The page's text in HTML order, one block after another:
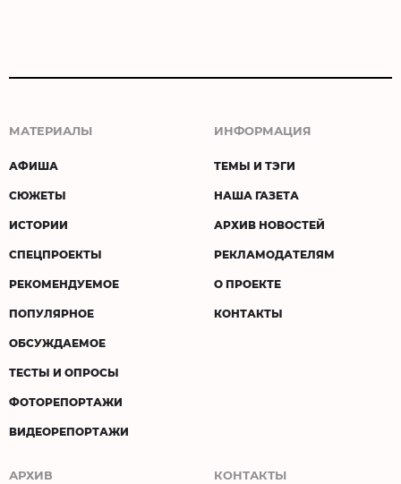
МАТЕРИАЛЫ
АФИША
СЮЖЕТЫ
ИСТОРИИ
СПЕЦПРОЕКТЫ
РЕКОМЕНДУЕМОЕ
ПОПУЛЯРНОЕ
ОБСУЖДАЕМОЕ
ТЕСТЫ И ОПРОСЫ
ФОТОРЕПОРТАЖИ
ВИДЕОРЕПОРТАЖИ
ИНФОРМАЦИЯ
ТЕМЫ И ТЭГИ
НАША ГАЗЕТА
АРХИВ НОВОСТЕЙ
РЕКЛАМОДАТЕЛЯМ
О ПРОЕКТЕ
КОНТАКТЫ
АРХИВ КОНТАКТЫ